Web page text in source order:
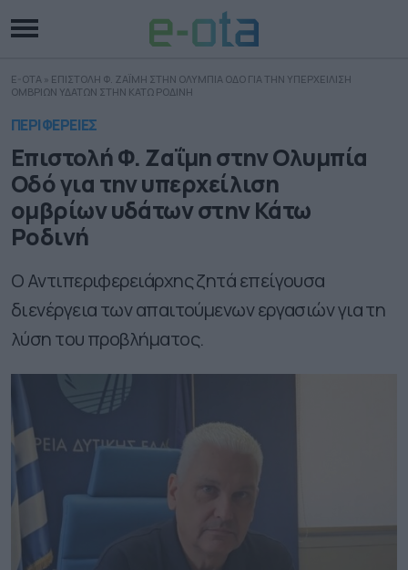
E-OTA » ΕΠΙΣΤΟΛΗ Φ. ΖΑΪΜΗ ΣΤΗΝ ΟΛΥΜΠΙΑ ΟΔΟ ΓΙΑ ΤΗΝ ΥΠΕΡΧΕΙΛΙΣΗ
ΟΜΒΡΙΩΝ ΥΔΑΤΩΝ ΣΤΗΝ ΚΑΤΩ ΡΟΔΙΝΗ
ΠΕΡΙΦΕΡΕΙΕΣ
Επιστολή Φ. Ζαΐμη στην Ολυμπία
Οδό για την υπερχείλιση
ομβρίων υδάτων στην Κάτω
Ροδινή
Ο Αντιπεριφερειάρχης ζητά επείγουσα
διενέργεια των απαιτούμενων εργασιών για τη
λύση του προβλήματος.